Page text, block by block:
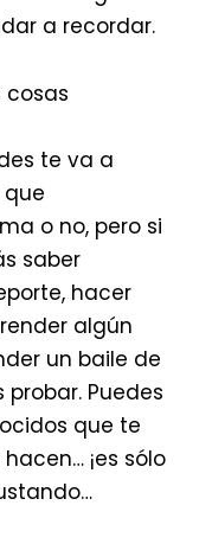
a recordar.
cosas
te va a
o no, pero si
saber
hacer
algún
un baile de
Puedes
que te
¡es sólo